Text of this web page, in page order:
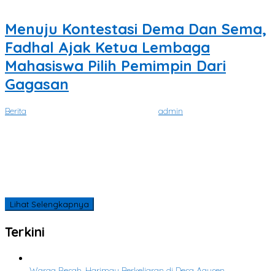
Menuju Kontestasi Dema Dan Sema,
Fadhal Ajak Ketua Lembaga
Mahasiswa Pilih Pemimpin Dari
Gagasan
Berita admin
Lihat Selengkapnya
Terkini